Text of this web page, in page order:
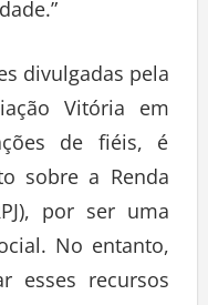
divulgadas pela
Vitória em
de fiéis, é
sobre a Renda
por ser uma
No entanto,
esses recursos